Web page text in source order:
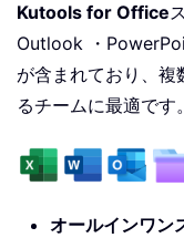
Kutools for Office
Outlook ・
が含まれており、
るチームに最適です。
オールインワン